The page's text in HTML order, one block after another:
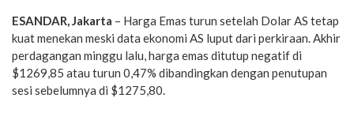
ESANDAR, Jakarta – Harga Emas turun setelah Dolar AS tetap
kuat menekan meski data ekonomi AS luput dari perkiraan. Akhir
perdagangan minggu lalu, harga emas ditutup negatif di
$1269,85 atau turun 0,47% dibandingkan dengan penutupan
sesi sebelumnya di $1275,80.